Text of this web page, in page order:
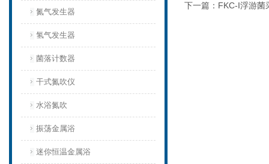
氮气发生器
氢气发生器
菌落计数器
干式氮吹仪
水浴氮吹
振荡金属浴
迷你恒温金属浴
下一篇： FKC-I浮游菌